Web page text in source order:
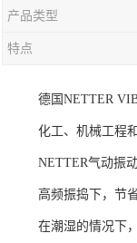
产品类型
特点
德国NETTER
化工、机械工程
NETTER气动振
高频振捣下，节
在潮湿的情况下